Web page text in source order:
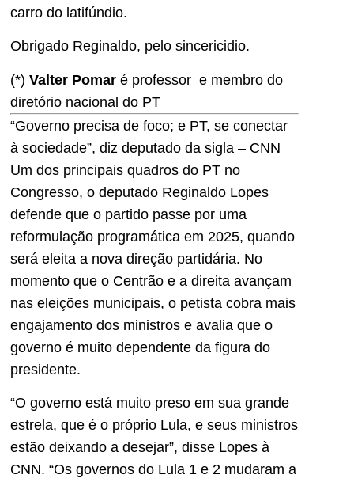
carro do latifúndio.
Obrigado Reginaldo, pelo sincericidio.
(*) Valter Pomar é professor e membro do
diretório nacional do PT
“Governo precisa de foco; e PT, se conectar
à sociedade”, diz deputado da sigla – CNN
Um dos principais quadros do PT no
Congresso, o deputado Reginaldo Lopes
defende que o partido passe por uma
reformulação programática em 2025, quando
será eleita a nova direção partidária. No
momento que o Centrão e a direita avançam
nas eleições municipais, o petista cobra mais
engajamento dos ministros e avalia que o
governo é muito dependente da figura do
presidente.
“O governo está muito preso em sua grande
estrela, que é o próprio Lula, e seus ministros
estão deixando a desejar”, disse Lopes à
CNN. “Os governos do Lula 1 e 2 mudaram a